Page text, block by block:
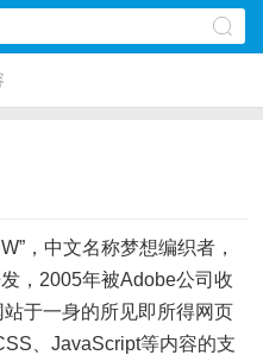
，中文名称梦想编织者，
，2005年被Adobe公司收
于一身的所见即所得网页
、JavaScript等内容的支